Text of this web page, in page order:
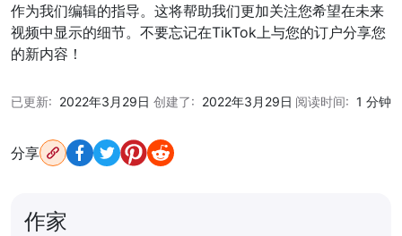
作为我们编辑的指导。这将帮助我们更加关注您希望在未来
视频中显示的细节。不要忘记在TikTok上与您的订户分享您
的新内容！
已更新: 2022年3月29日 创建了: 2022年3月29日 阅读时间: 1 分钟
分享
作家